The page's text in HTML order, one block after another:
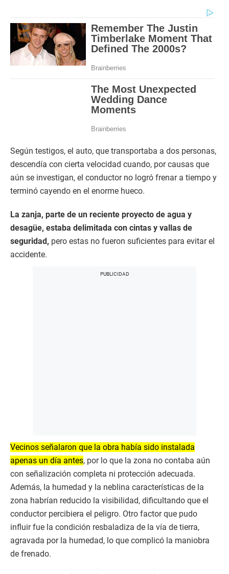
Según testigos, el auto, que transportaba a dos personas,
descendía con cierta velocidad cuando, por causas que
aún se investigan, el conductor no logró frenar a tiempo y
terminó cayendo en el enorme hueco.
La zanja, parte de un reciente proyecto de agua y
desagüe, estaba delimitada con cintas y vallas de
seguridad, pero estas no fueron suficientes para evitar el
accidente.
Vecinos señalaron que la obra había sido instalada
apenas un día antes, por lo que la zona no contaba aún
con señalización completa ni protección adecuada.
Además, la humedad y la neblina características de la
zona habrían reducido la visibilidad, dificultando que el
conductor percibiera el peligro. Otro factor que pudo
influir fue la condición resbaladiza de la vía de tierra,
agravada por la humedad, lo que complicó la maniobra
de frenado.